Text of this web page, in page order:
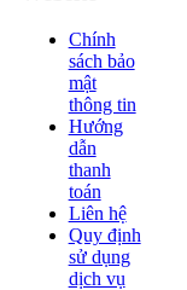
Chính
sách bảo
mật
thông tin
Hướng
dẫn
thanh
toán
Liên hệ
Quy định
sử dụng
dịch vụ